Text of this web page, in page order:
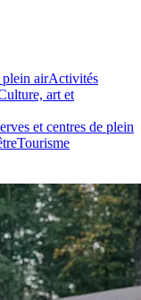
airActivités
art et
et centres de plein
Tourisme